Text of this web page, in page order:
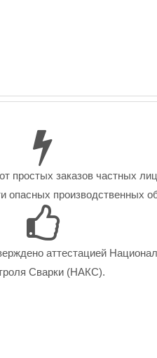
простых заказов частных
опасных производственных
аттестацией
Сварки (НАКС).